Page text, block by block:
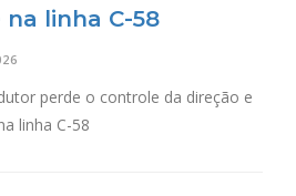
linha C-58
perde o controle da direção e
linha C-58